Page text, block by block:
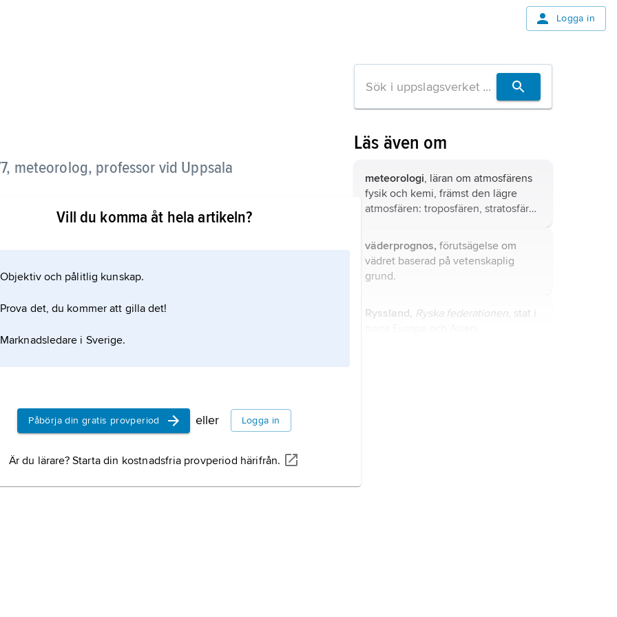
Logga in
meteorolog, professor vid Uppsala
vid nuvarande SMHI 1919, och redan samma år
idéer som där börjat utvecklas av en
grundidéerna till två av sina viktigare
Vill du komma åt hela artikeln?
Objektiv och pålitlig kunskap.
Prova det, du kommer att gilla det!
Marknadsledare i Sverige.
Påbörja din gratis provperiod eller Logga in
Är du lärare? Starta din kostnadsfria provperiod härifrån.
Läs även om
meteorologi, läran om atmosfärens
fysik och kemi, främst den lägre
atmosfären: troposfären, stratosfären
km höjd.
väderprognos, förutsägelse om
vädret baserad på vetenskaplig
grund.
Ryssland, Ryska federationen , stat i